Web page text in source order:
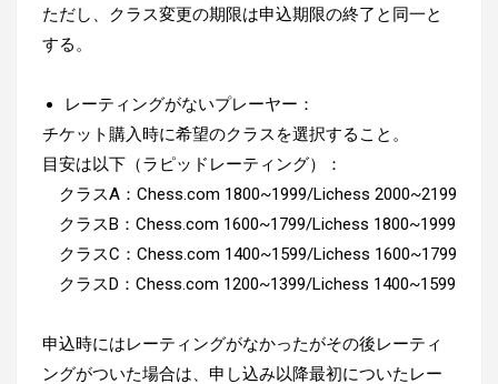
ただし、クラス変更の期限は申込期限の終了と同一と
する。
レーティングがないプレーヤー：
チケット購入時に希望のクラスを選択すること。
目安は以下（ラピッドレーティング）：
クラスA：Chess.com 1800~1999/Lichess 2000~2199
クラスB：Chess.com 1600~1799/Lichess 1800~1999
クラスC：Chess.com 1400~1599/Lichess 1600~1799
クラスD：Chess.com 1200~1399/Lichess 1400~1599
申込時にはレーティングがなかったがその後レーティ
ングがついた場合は、申し込み以降最初についたレー